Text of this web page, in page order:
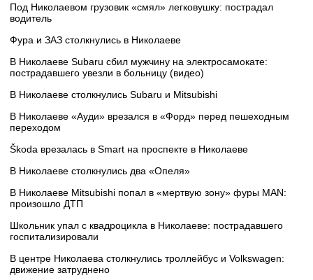
Под Николаевом грузовик «смял» легковушку: пострадал
водитель
Фура и ЗАЗ столкнулись в Николаеве
В Николаеве Subaru сбил мужчину на электросамокате:
пострадавшего увезли в больницу (видео)
В Николаеве столкнулись Subaru и Mitsubishi
В Николаеве «Ауди» врезался в «Форд» перед пешеходным
переходом
Škoda врезалась в Smart на проспекте в Николаеве
В Николаеве столкнулись два «Опеля»
В Николаеве Mitsubishi попал в «мертвую зону» фуры MAN:
произошло ДТП
Школьник упал с квадроцикла в Николаеве: пострадавшего
госпитализировали
В центре Николаева столкнулись троллейбус и Volkswagen:
движение затруднено